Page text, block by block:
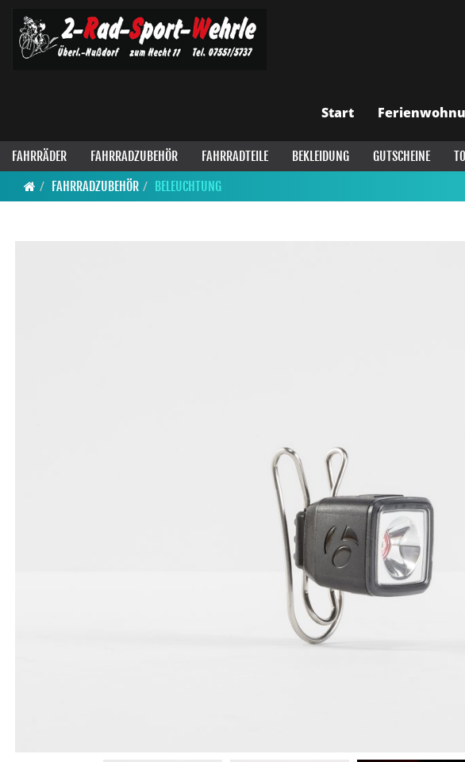
Start
FAHRRÄDER FAHRRADZUBEHÖR FAHRRADTEILE BEKLEIDUNG GUTSCHEINE
FAHRRADZUBEHÖR
BELEUCHTUNG